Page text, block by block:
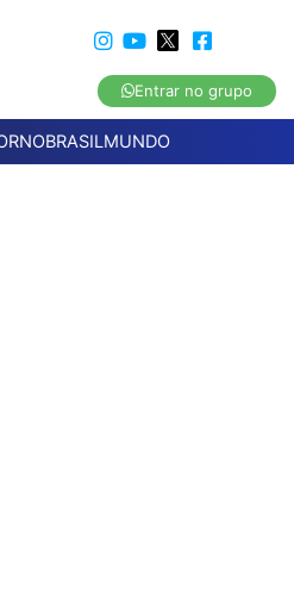
Entrar no grupo
BRASILMUNDO